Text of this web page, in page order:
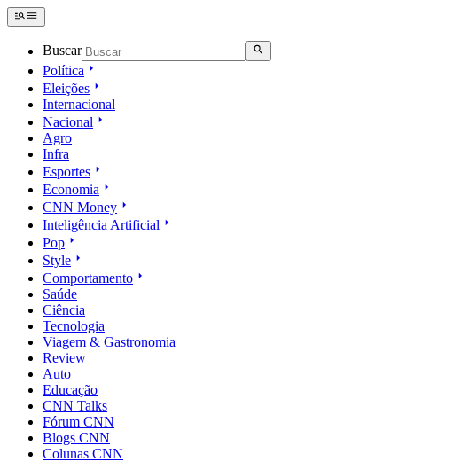
Buscar
Política
Eleições
Internacional
Nacional
Agro
Infra
Esportes
Economia
CNN Money
Inteligência Artificial
Pop
Style
Comportamento
Saúde
Ciência
Tecnologia
Viagem & Gastronomia
Review
Auto
Educação
CNN Talks
Fórum CNN
Blogs CNN
Colunas CNN